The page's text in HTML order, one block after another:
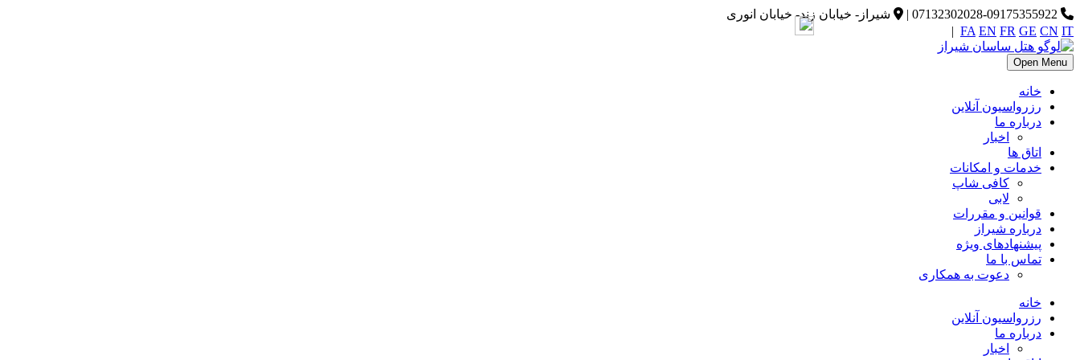
|
شیراز- خیابان زند- خیابان انوری
FA EN FR GE CN IT
|
Open Menu
خانه
رزرواسیون آنلاین
درباره ما
اخبار
اتاق ها
خدمات و امکانات
کافی شاپ
لابی
قوانین و مقررات
درباره شیراز
پیشنهادهای ویژه
تماس با ما
دعوت به همکاری
خانه
رزرواسیون آنلاین
درباره ما
اخبار